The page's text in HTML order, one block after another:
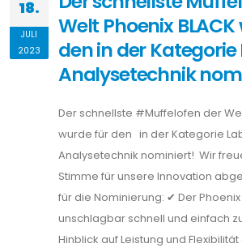
18.
JULI
2023
Welt Phoenix
den in der
Analysetechnik
Der schnellste #Muffelofen der
wurde für den in der Kategorie
Analysetechnik nominiert! Wir
Stimme für unsere Innovation
für die Nominierung: ✔ Der Phoenix
unschlagbar schnell und einfach
Hinblick auf Leistung und